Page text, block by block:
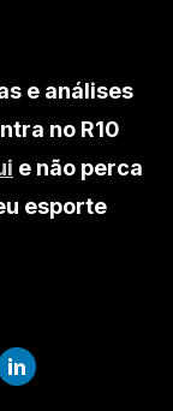
e análises
no R10
e não perca
esporte